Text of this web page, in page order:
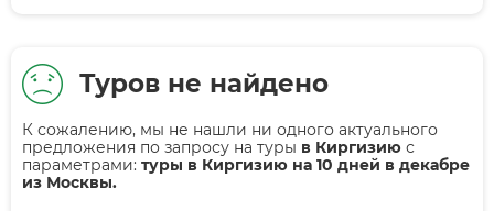
Туров не найдено
К сожалению, мы не нашли ни одного актуального
предложения по запросу на туры в Киргизию с
параметрами: туры в Киргизию на 10 дней в декабре
из Москвы.